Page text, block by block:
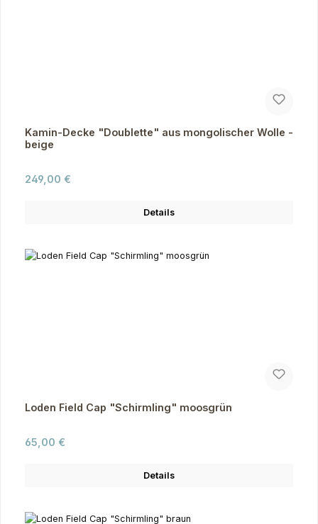
Kamin-Decke "Doublette" aus mongolischer Wolle -
beige
Regulärer Preis:
249,00 €
Details
Loden Field Cap "Schirmling" moosgrün
Regulärer Preis:
65,00 €
Details